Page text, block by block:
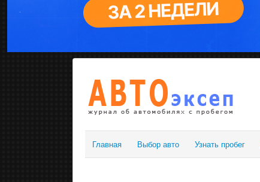
Главная Выбор авто Узнать пробег